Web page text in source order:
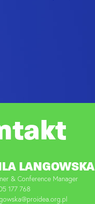
LANGOWSKA
& Conference Manager
177 768